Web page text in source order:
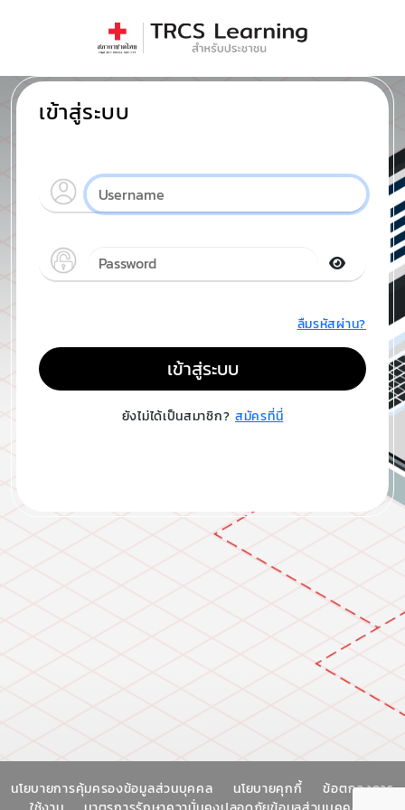
เข้าสู่ระบบ
ลืมรหัสผ่าน?
เข้าสู่ระบบ
ยังไม่ได้เป็นสมาชิก? สมัครที่นี่
นโยบายการคุ้มครองข้อมูลส่วนบุคคล นโยบายคุกกี้
ข้อตกลงการ